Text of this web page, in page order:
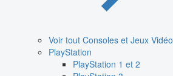
Voir tout Consoles et Jeux Vidéo
PlayStation
PlayStation 1 et 2